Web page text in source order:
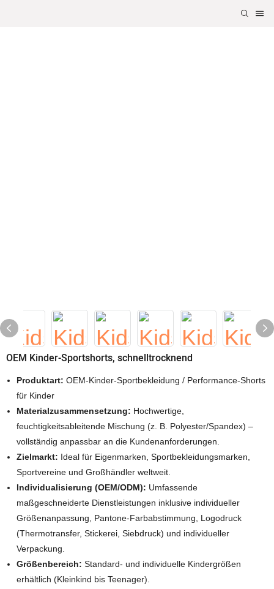
OEM Kinder-Sportshorts, schnelltrocknend
Produktart: OEM-Kinder-Sportbekleidung / Performance-Shorts
für Kinder
Materialzusammensetzung: Hochwertige,
feuchtigkeitsableitende Mischung (z. B. Polyester/Spandex) –
vollständig anpassbar an die Kundenanforderungen.
Zielmarkt: Ideal für Eigenmarken, Sportbekleidungsmarken,
Sportvereine und Großhändler weltweit.
Individualisierung (OEM/ODM): Umfassende
maßgeschneiderte Dienstleistungen inklusive individueller
Größenanpassung, Pantone-Farbabstimmung, Logodruck
(Thermotransfer, Stickerei, Siebdruck) und individueller
Verpackung.
Größenbereich: Standard- und individuelle Kindergrößen
erhältlich (Kleinkind bis Teenager).